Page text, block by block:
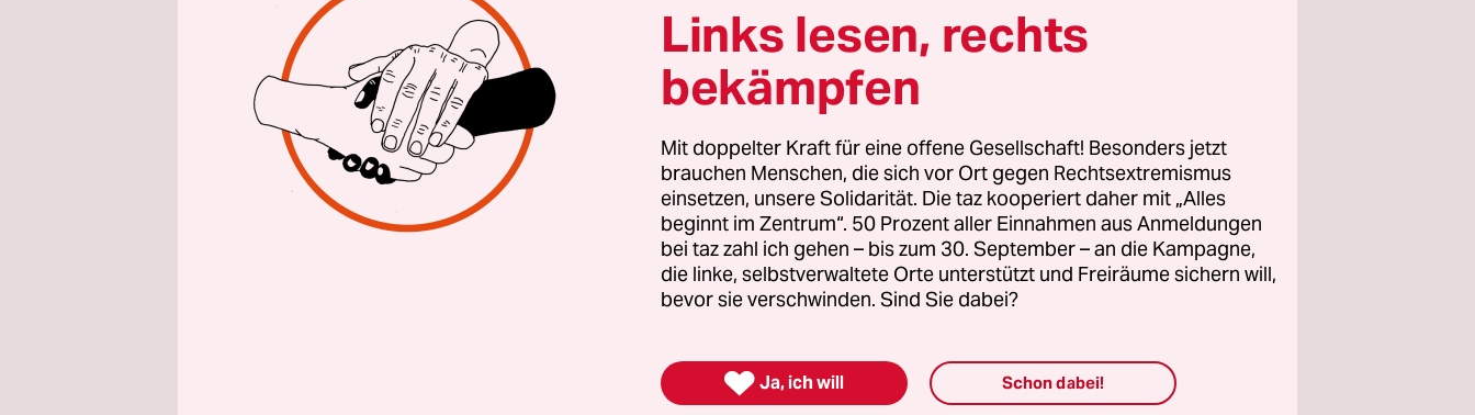
fantastisch anmutende Fälle löst.
Mit dieser Figur ist der im sowjetischen Georgien als Grigori
Tschchartischwili geborene Autor weit über Russlands Grenzen hinaus
bekannt geworden. „Fandorin“ ist lustig, ist feingeistig – und in
russischen Buchläden seit wenigen Tagen nicht mehr zu finden.
Entfernt samt allen anderen Büchern Akunins.
Links lesen, rechts
bekämpfen
Mit doppelter Kraft für eine offene Gesellschaft! Besonders jetzt
brauchen Menschen, die sich vor Ort gegen Rechtsextremismus
einsetzen, unsere Solidarität. Die taz kooperiert daher mit „Alles
beginnt im Zentrum“. 50 Prozent aller Einnahmen aus Anmeldungen
bei taz zahl ich gehen – bis zum 30. September – an die Kampagne,
die linke, selbstverwaltete Orte unterstützt und Freiräume sichern will,
bevor sie verschwinden. Sind Sie dabei?
 Ja, ich will Schon dabei!